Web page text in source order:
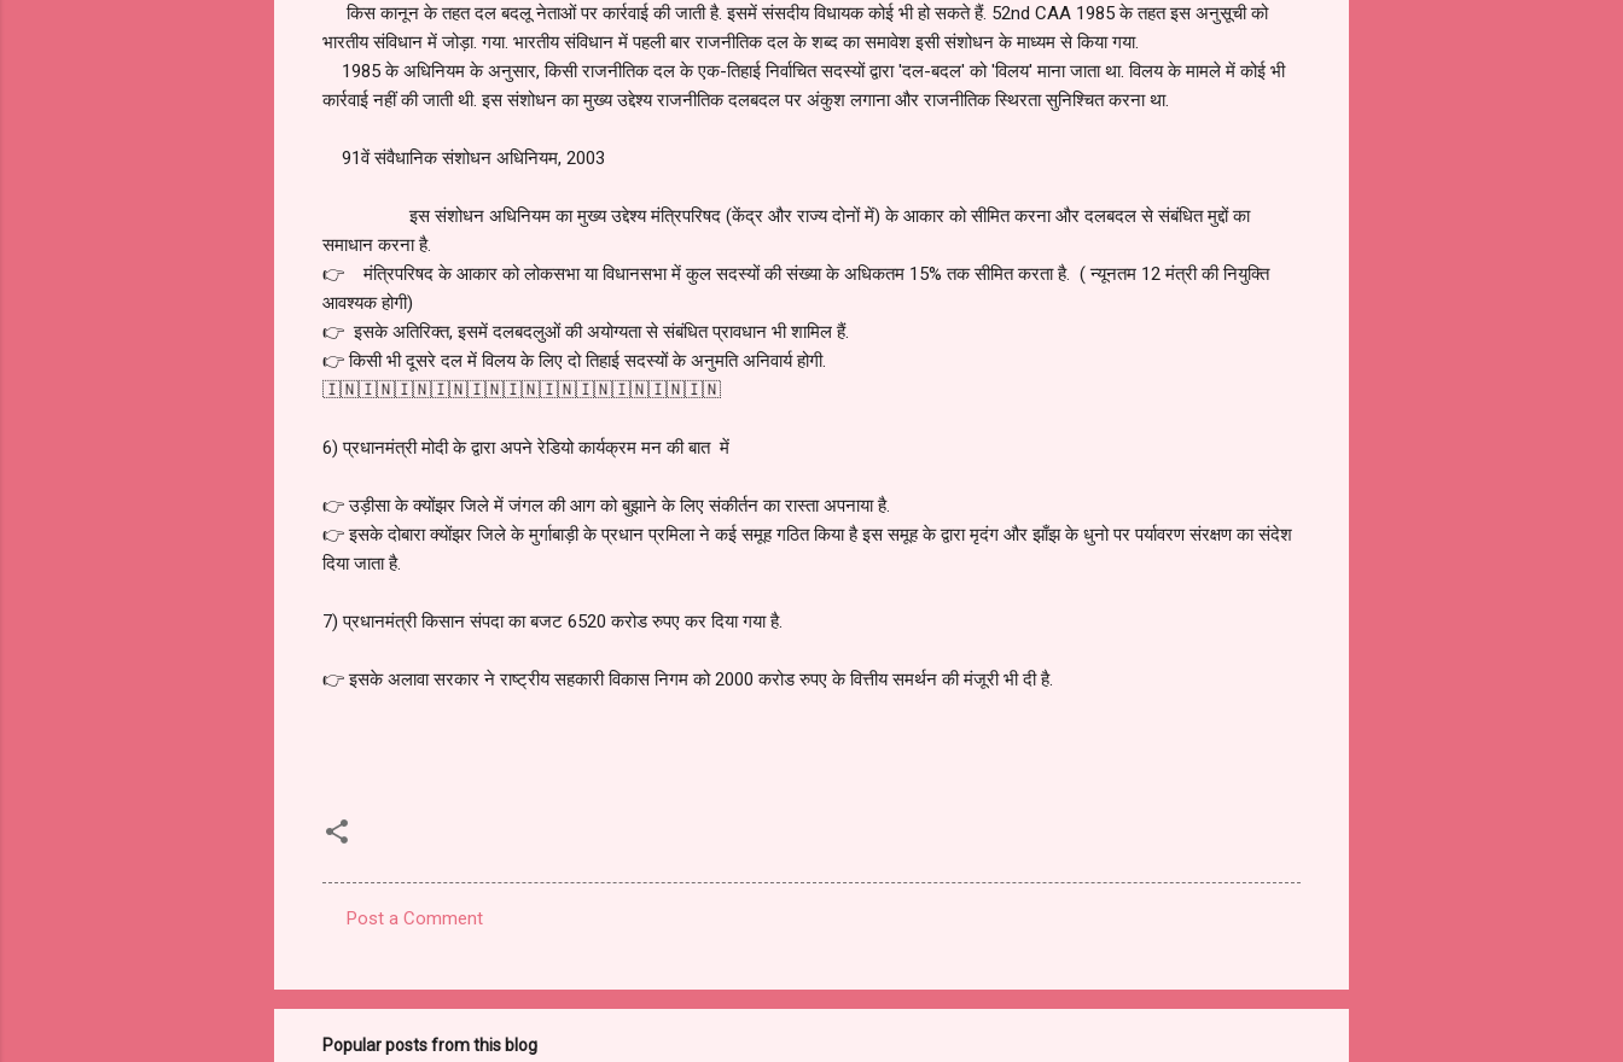
किस कानून के तहत दल बदलू नेताओं पर कार्रवाई की जाती है. इसमें संसदीय विधायक कोई भी हो सकते हैं. 52nd CAA 1985 के तहत इस अनुसूची को
भारतीय संविधान में जोड़ा. गया. भारतीय संविधान में पहली बार राजनीतिक दल के शब्द का समावेश इसी संशोधन के माध्यम से किया गया.
1985 के अधिनियम के अनुसार, किसी राजनीतिक दल के एक-तिहाई निर्वाचित सदस्यों द्वारा 'दल-बदल' को 'विलय' माना जाता था. विलय के मामले में कोई भी
कार्रवाई नहीं की जाती थी. इस संशोधन का मुख्य उद्देश्य राजनीतिक दलबदल पर अंकुश लगाना और राजनीतिक स्थिरता सुनिश्चित करना था.
91वें संवैधानिक संशोधन अधिनियम, 2003
इस संशोधन अधिनियम का मुख्य उद्देश्य मंत्रिपरिषद (केंद्र और राज्य दोनों में) के आकार को सीमित करना और दलबदल से संबंधित मुद्दों का
समाधान करना है.
👉 मंत्रिपरिषद के आकार को लोकसभा या विधानसभा में कुल सदस्यों की संख्या के अधिकतम 15% तक सीमित करता है. ( न्यूनतम 12 मंत्री की नियुक्ति
आवश्यक होगी)
👉 इसके अतिरिक्त, इसमें दलबदलुओं की अयोग्यता से संबंधित प्रावधान भी शामिल हैं.
👉 किसी भी दूसरे दल में विलय के लिए दो तिहाई सदस्यों के अनुमति अनिवार्य होगी.
🇮🇳🇮🇳🇮🇳🇮🇳🇮🇳🇮🇳🇮🇳🇮🇳🇮🇳🇮🇳🇮🇳
6) प्रधानमंत्री मोदी के द्वारा अपने रेडियो कार्यक्रम मन की बात में
👉 उड़ीसा के क्योंझर जिले में जंगल की आग को बुझाने के लिए संकीर्तन का रास्ता अपनाया है.
👉 इसके दोबारा क्योंझर जिले के मुर्गाबाड़ी के प्रधान प्रमिला ने कई समूह गठित किया है इस समूह के द्वारा मृदंग और झाँझ के धुनो पर पर्यावरण संरक्षण का संदेश
दिया जाता है.
7) प्रधानमंत्री किसान संपदा का बजट 6520 करोड रुपए कर दिया गया है.
👉 इसके अलावा सरकार ने राष्ट्रीय सहकारी विकास निगम को 2000 करोड रुपए के वित्तीय समर्थन की मंजूरी भी दी है.
m
m
Post a Comment
Popular posts from this blog